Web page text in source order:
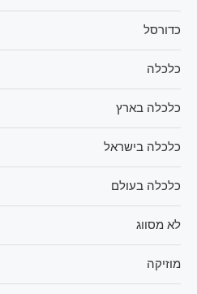
כדורסל
כלכלה
כלכלה בארץ
כלכלה בישראל
כלכלה בעולם
לא מסווג
מוזיקה